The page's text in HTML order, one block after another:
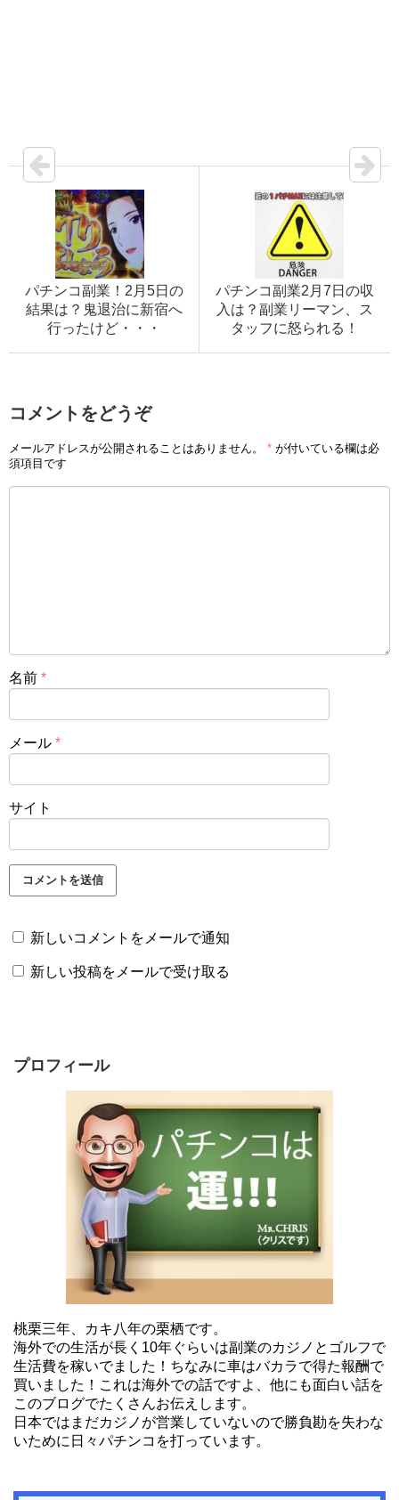
パチンコ副業！2月5日の
結果は？鬼退治に新宿へ
行ったけど・・・
パチンコ副業2月7日の収
入は？副業リーマン、ス
タッフに怒られる！
コメントをどうぞ
メールアドレスが公開されることはありません。 * が付いている欄は必
須項目です
名前 *
メール *
サイト
新しいコメントをメールで通知
新しい投稿をメールで受け取る
プロフィール
桃栗三年、カキ八年の栗栖です。
海外での生活が長く10年ぐらいは副業のカジノとゴルフで
生活費を稼いでました！ちなみに車はバカラで得た報酬で
買いました！これは海外での話ですよ、他にも面白い話を
このブログでたくさんお伝えします。
日本ではまだカジノが営業していないので勝負勘を失わな
いために日々パチンコを打っています。